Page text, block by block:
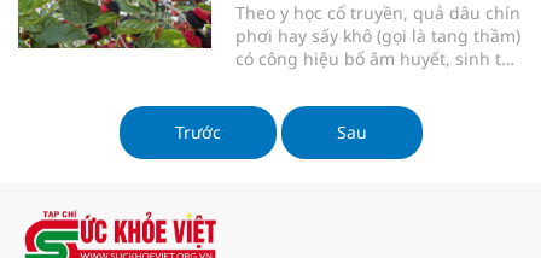
Theo y học cổ truyền, quả dâu chín
phơi hay sấy khô (gọi là tang thầm)
có công hiệu bổ âm huyết, sinh tân
Trước Sau